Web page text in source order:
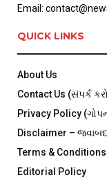
Email:
QUICK LINKS
About Us
Contact Us (સંપર્ક
Privacy Policy
Disclaimer –
Terms &
Editorial Policy